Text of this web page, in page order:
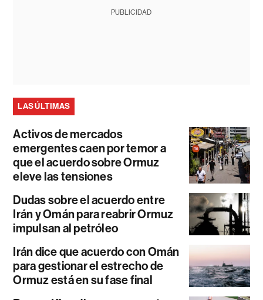
PUBLICIDAD
LAS ÚLTIMAS
Activos de mercados
emergentes caen por temor a
que el acuerdo sobre Ormuz
eleve las tensiones
Dudas sobre el acuerdo entre
Irán y Omán para reabrir Ormuz
impulsan al petróleo
Irán dice que acuerdo con Omán
para gestionar el estrecho de
Ormuz está en su fase final